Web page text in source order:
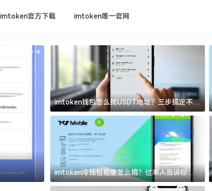
imtoken官方下载 imtoken唯一官网
imtoken官方下载
imtoken钱包怎么找USDT地址？三步搞定不踩
坑
imtoken冷钱包能量怎么搞？过来人告诉你门
道